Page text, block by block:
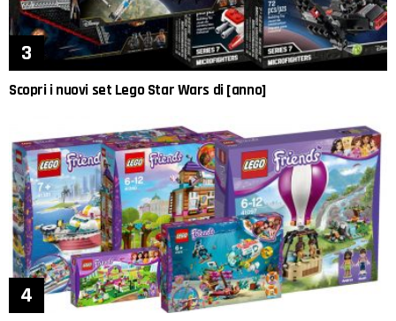
Scopri i nuovi set Lego Star Wars di [anno]